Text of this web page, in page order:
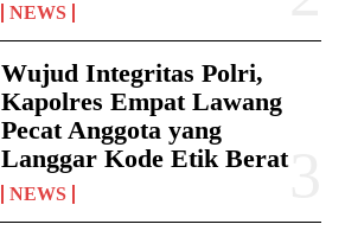
NEWS
Wujud Integritas Polri,
Kapolres Empat Lawang
Pecat Anggota yang
Langgar Kode Etik Berat
NEWS